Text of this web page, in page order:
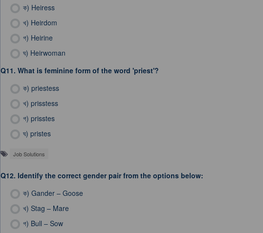
ক) Heiress
খ) Heirdom
গ) Heirine
ঘ) Heirwoman
Q11. What is feminine form of the word 'priest'?
ক) priestess
খ) prisstess
গ) prisstes
ঘ) pristes
Job Solutions
Q12. Identify the correct gender pair from the options below:
ক) Gander – Goose
খ) Stag – Mare
গ) Bull – Sow